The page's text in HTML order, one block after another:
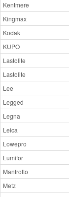
Kentmere
Kingmax
Kodak
KUPO
Lastolite
Lastolite
Lee
Legged
Legna
Leica
Lowepro
Lumifor
Manfrotto
Metz